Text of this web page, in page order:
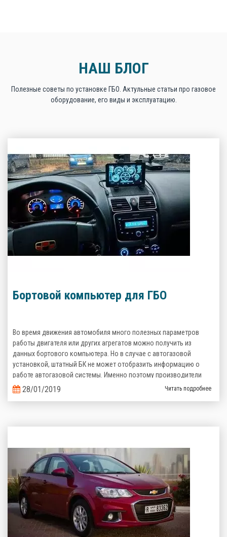
НАШ БЛОГ
Полезные советы по установке ГБО. Актульные статьи про газовое
оборудование, его виды и эксплуатацию.
Бортовой компьютер для ГБО
Во время движения автомобиля много полезных параметров
работы двигателя или других агрегатов можно получить из
данных бортового компьютера. Но в случае с автогазовой
установкой, штатный БК не может отобразить информацию о
работе автогазовой системы. Именно поэтому производители
газобаллонного оборудования предлагают альтернативные
варианты.
28/01/2019 Читать подробнее